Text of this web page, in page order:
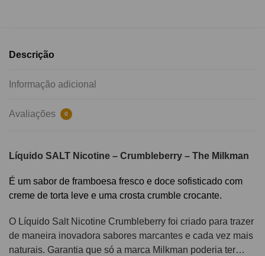
Descrição
Informação adicional
Avaliações 0
Líquido SALT Nicotine – Crumbleberry – The Milkman
É um sabor de framboesa fresco e doce sofisticado com
creme de torta leve e uma crosta crumble crocante.
O Líquido Salt Nicotine Crumbleberry foi criado para trazer
de maneira inovadora sabores marcantes e cada vez mais
naturais. Garantia que só a marca Milkman poderia ter…